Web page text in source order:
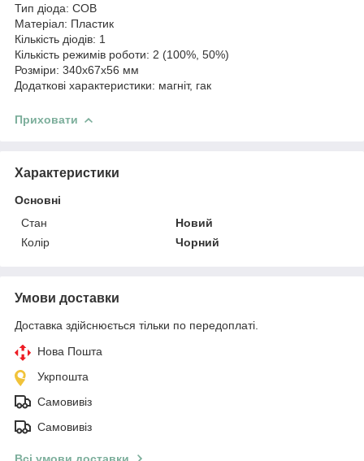
Тип діода: COB
Матеріал: Пластик
Кількість діодів: 1
Кількість режимів роботи: 2 (100%, 50%)
Розміри: 340x67x56 мм
Додаткові характеристики: магніт, гак
Приховати
Характеристики
Основні
Стан
Новий
Колір
Чорний
Умови доставки
Доставка здійснюється тільки по передоплаті.
Нова Пошта
Укрпошта
Самовивіз
Самовивіз
Всі умови доставки